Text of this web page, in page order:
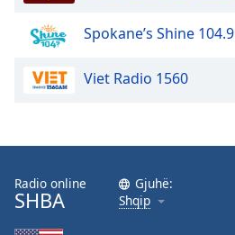
cancel
close
Color
Opacity
Spokane’s Shine 104.9
Viet Radio 1560
Radio online
SHBA
Gjuhë:
Shqip